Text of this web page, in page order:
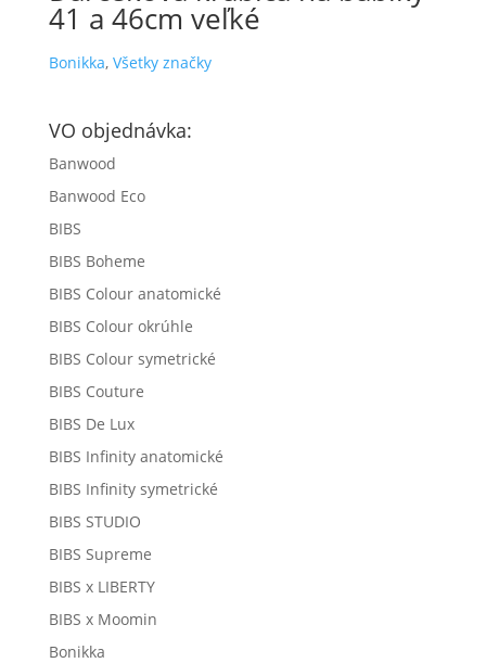
41 a 46cm veľké
Bonikka, Všetky značky
VO objednávka:
Banwood
Banwood Eco
BIBS
BIBS Boheme
BIBS Colour anatomické
BIBS Colour okrúhle
BIBS Colour symetrické
BIBS Couture
BIBS De Lux
BIBS Infinity anatomické
BIBS Infinity symetrické
BIBS STUDIO
BIBS Supreme
BIBS x LIBERTY
BIBS x Moomin
Bonikka